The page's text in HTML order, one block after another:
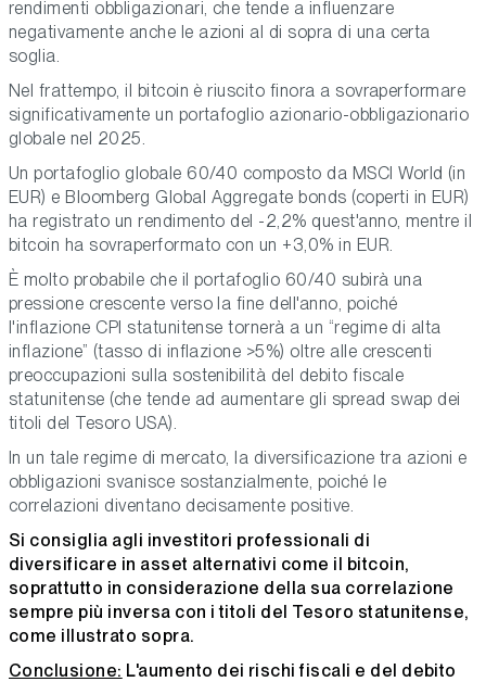
rendimenti obbligazionari, che tende a influenzare
negativamente anche le azioni al di sopra di una certa
soglia.
Nel frattempo, il bitcoin è riuscito finora a sovraperformare
significativamente un portafoglio azionario-obbligazionario
globale nel 2025.
Un portafoglio globale 60/40 composto da MSCI World (in
EUR) e Bloomberg Global Aggregate bonds (coperti in EUR)
ha registrato un rendimento del -2,2% quest'anno, mentre il
bitcoin ha sovraperformato con un +3,0% in EUR.
È molto probabile che il portafoglio 60/40 subirà una
pressione crescente verso la fine dell'anno, poiché
l'inflazione CPI statunitense tornerà a un “regime di alta
inflazione” (tasso di inflazione >5%) oltre alle crescenti
preoccupazioni sulla sostenibilità del debito fiscale
statunitense (che tende ad aumentare gli spread swap dei
titoli del Tesoro USA).
In un tale regime di mercato, la diversificazione tra azioni e
obbligazioni svanisce sostanzialmente, poiché le
correlazioni diventano decisamente positive.
Si consiglia agli investitori professionali di
diversificare in asset alternativi come il bitcoin,
soprattutto in considerazione della sua correlazione
sempre più inversa con i titoli del Tesoro statunitense,
come illustrato sopra.
Conclusione: L'aumento dei rischi fiscali e del debito